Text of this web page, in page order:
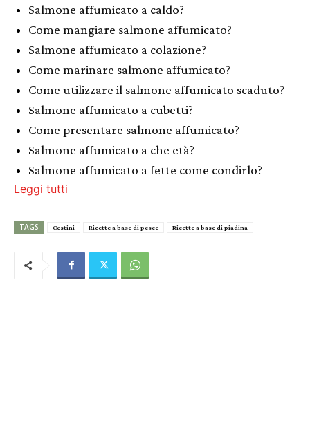
Salmone affumicato a caldo?
Come mangiare salmone affumicato?
Salmone affumicato a colazione?
Come marinare salmone affumicato?
Come utilizzare il salmone affumicato scaduto?
Salmone affumicato a cubetti?
Come presentare salmone affumicato?
Salmone affumicato a che età?
Salmone affumicato a fette come condirlo?
Leggi tutti
TAGS Cestini Ricette a base di pesce Ricette a base di piadina